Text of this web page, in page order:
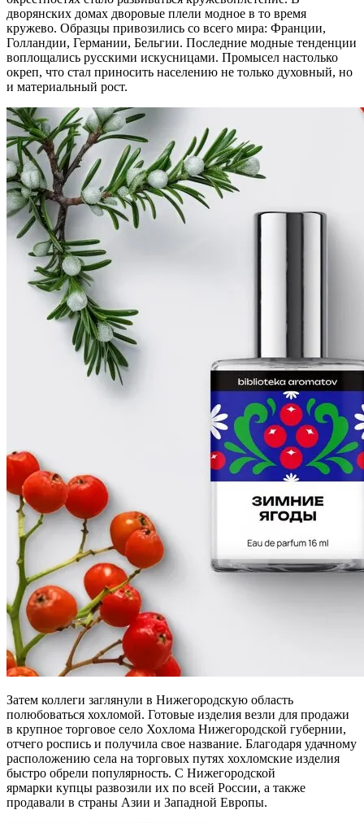
дворянских домах дворовые плели модное в то время
кружево. Образцы привозились со всего мира: Франции,
Голландии, Германии, Бельгии. Последние модные тенденции
воплощались русскими искусницами. Промысел настолько
окреп, что стал приносить населению не только духовный, но
и материальный рост.
Затем коллеги заглянули в Нижегородскую область
полюбоваться хохломой. Готовые изделия везли для продажи
в крупное торговое село Хохлома Нижегородской губернии,
отчего роспись и получила свое название. Благодаря удачному
расположению села на торговых путях хохломские изделия
быстро обрели популярность. С Нижегородской
ярмарки купцы развозили их по всей России, а также
продавали в страны Азии и Западной Европы.